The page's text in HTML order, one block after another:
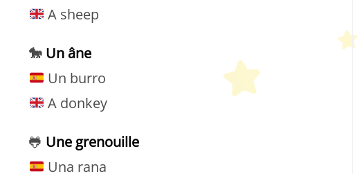
A sheep
🐎 Un âne
Un burro
A donkey
🐸 Une grenouille
Una rana